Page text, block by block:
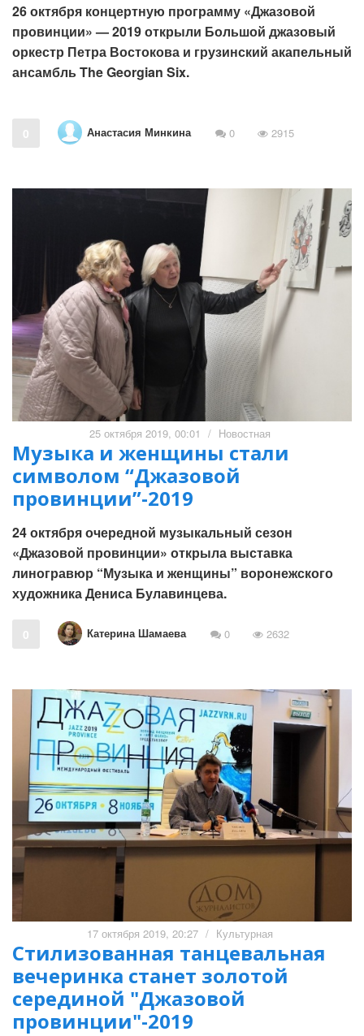
26 октября концертную программу «Джазовой
провинции» — 2019 открыли Большой джазовый
оркестр Петра Востокова и грузинский акапельный
ансамбль The Georgian Six.
0 Анастасия Минкина 0 2915
25 октября 2019, 00:01 / Новостная
Музыка и женщины стали
символом “Джазовой
провинции”-2019
24 октября очередной музыкальный сезон
«Джазовой провинции» открыла выставка
линогравюр “Музыка и женщины” воронежского
художника Дениса Булавинцева.
0 Катерина Шамаева 0 2632
17 октября 2019, 20:27 / Культурная
Стилизованная танцевальная
вечеринка станет золотой
серединой "Джазовой
провинции"-2019